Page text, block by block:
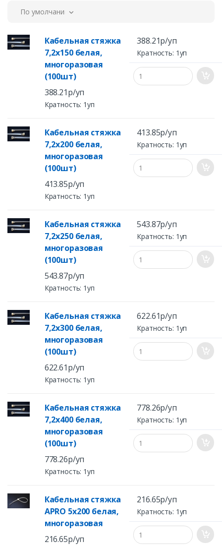
Вы можете приобрести оптом и в розницу кабельные
заказать доставку в любую точку России.
По умолчанию
Кабельная стяжка
7,2x150 белая,
многоразовая
(100шт)
388.21р/уп
Кратность: 1уп
388.21р/уп
Кратность: 1уп
Кабельная стяжка
7,2x200 белая,
многоразовая
(100шт)
413.85р/уп
Кратность: 1уп
413.85р/уп
Кратность: 1уп
Кабельная стяжка
7,2x250 белая,
многоразовая
(100шт)
543.87р/уп
Кратность: 1уп
543.87р/уп
Кратность: 1уп
Кабельная стяжка
7,2x300 белая,
многоразовая
(100шт)
622.61р/уп
Кратность: 1уп
622.61р/уп
Кратность: 1уп
Кабельная стяжка
7,2x400 белая,
многоразовая
(100шт)
778.26р/уп
Кратность: 1уп
778.26р/уп
Кратность: 1уп
Кабельная стяжка
APRO 5x200 белая,
многоразовая
216.65р/уп
216.65р/уп
Кратность: 1уп